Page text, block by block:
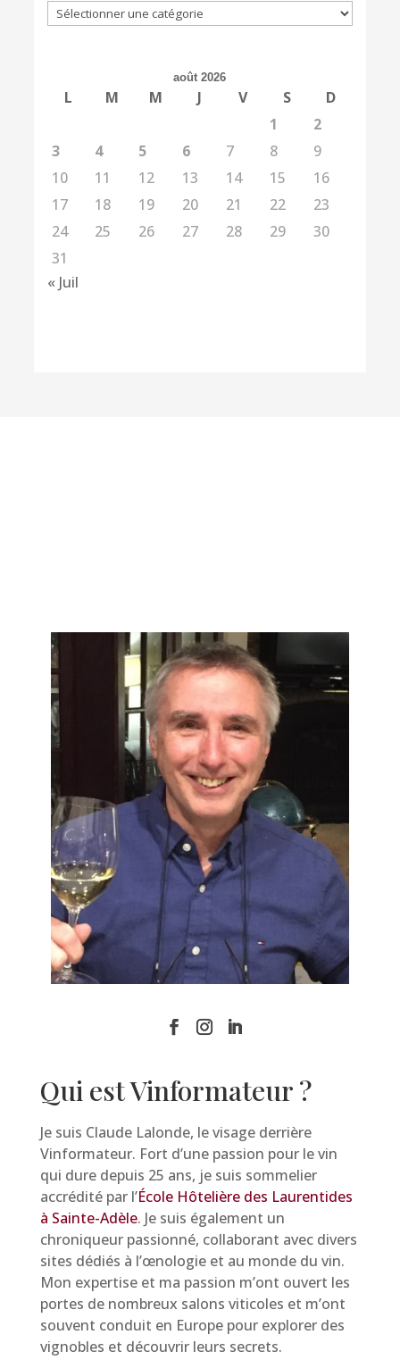
Catégories
août 2026
L M M J V S
D
1
2
3
4 5 6 7 8
9
10
11 12 13 14 15
16
17
18 19 20 21 22
23
24
25 26 27 28 29
30
31
« Juil
Qui est Vinformateur ?
Je suis Claude Lalonde, le visage derrière
Vinformateur. Fort d’une passion pour le vin
qui dure depuis 25 ans, je suis sommelier
accrédité par l’École Hôtelière des Laurentides
à Sainte-Adèle. Je suis également un
chroniqueur passionné, collaborant avec divers
sites dédiés à l’œnologie et au monde du vin.
Mon expertise et ma passion m’ont ouvert les
portes de nombreux salons viticoles et m’ont
souvent conduit en Europe pour explorer des
vignobles et découvrir leurs secrets.